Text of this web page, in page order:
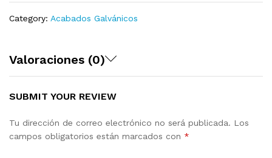
Category: Acabados Galvánicos
Valoraciones (0)
SUBMIT YOUR REVIEW
Tu dirección de correo electrónico no será publicada. Los
campos obligatorios están marcados con *